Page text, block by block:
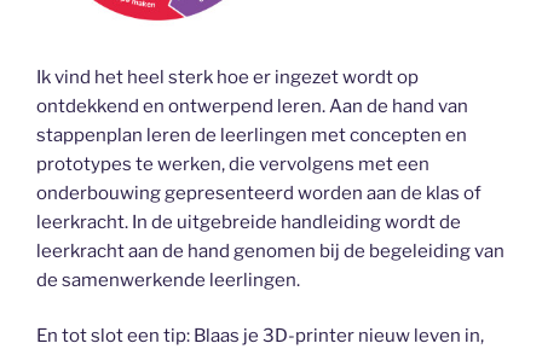
Ik vind het heel sterk hoe er ingezet wordt op
ontdekkend en ontwerpend leren. Aan de hand van
stappenplan leren de leerlingen met concepten en
prototypes te werken, die vervolgens met een
onderbouwing gepresenteerd worden aan de klas of
leerkracht. In de uitgebreide handleiding wordt de
leerkracht aan de hand genomen bij de begeleiding van
de samenwerkende leerlingen.
En tot slot een tip: Blaas je 3D-printer nieuw leven in,